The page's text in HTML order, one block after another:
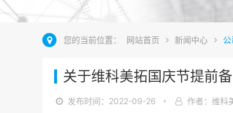
您的当前位置： 网站首页 新闻中心
关于维科美拓国庆节提前
发布时间：2022-09-26 作者：维科